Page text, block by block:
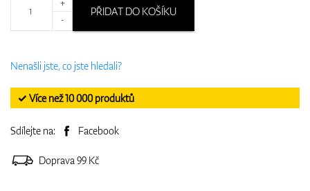
-
PŘIDAT DO KOŠÍKU
Nenašli jste, co jste hledali?
✓ Více než 10 000 produktů
Sdílejte na: Facebook
Doprava 99 Kč